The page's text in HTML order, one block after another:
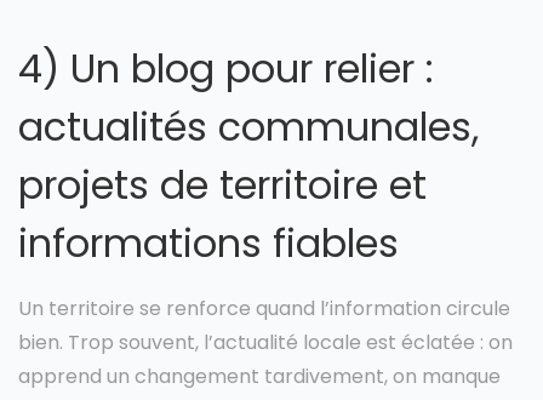
4) Un blog pour relier :
actualités communales,
projets de territoire et
informations fiables
Un territoire se renforce quand l’information circule
bien. Trop souvent, l’actualité locale est éclatée : on
apprend un changement tardivement, on manque